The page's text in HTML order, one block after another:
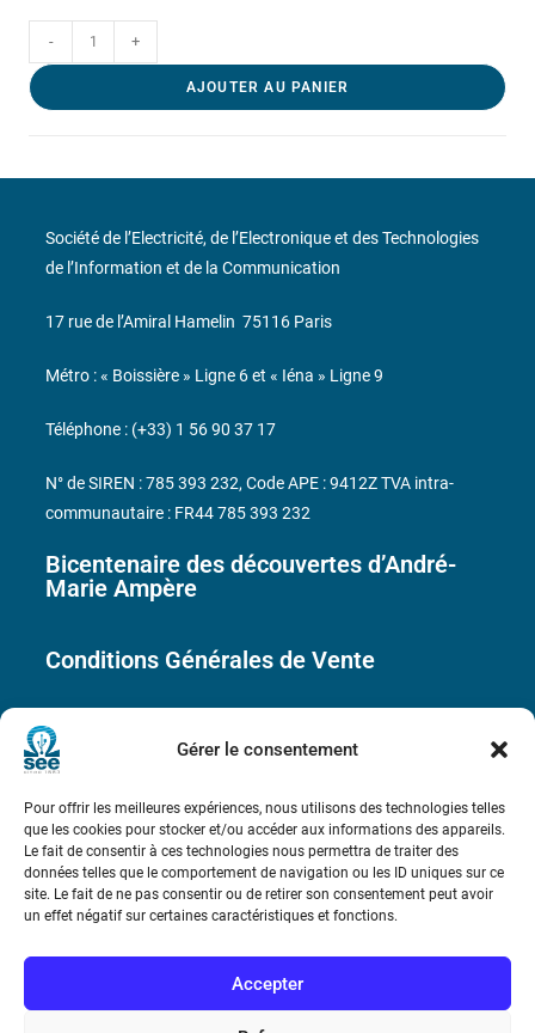
Gérer le consentement
Pour offrir les meilleures expériences, nous utilisons des technologies telles
que les cookies pour stocker et/ou accéder aux informations des appareils.
Le fait de consentir à ces technologies nous permettra de traiter des
données telles que le comportement de navigation ou les ID uniques sur ce
site. Le fait de ne pas consentir ou de retirer son consentement peut avoir
un effet négatif sur certaines caractéristiques et fonctions.
Accepter
- +
AJOUTER AU PANIER
Bicentenaire des découvertes d’André-
Marie Ampère
Conditions Générales de Vente
Mentions légales
Contact
Société de l’Electricité, de l’Electronique et des Technologies
de l’Information et de la Communication
17 rue de l’Amiral Hamelin 75116 Paris
Métro : « Boissière » Ligne 6 et « Iéna » Ligne 9
Téléphone : (+33) 1 56 90 37 17
N° de SIREN : 785 393 232, Code APE : 9412Z TVA intra-
communautaire : FR44 785 393 232